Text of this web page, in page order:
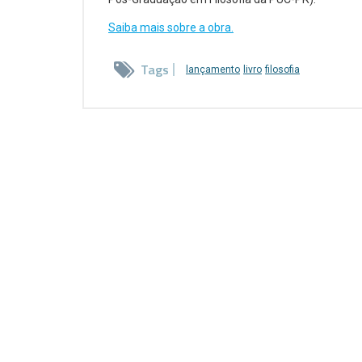
Saiba mais sobre a obra.
Tags lançamento livro filosofia